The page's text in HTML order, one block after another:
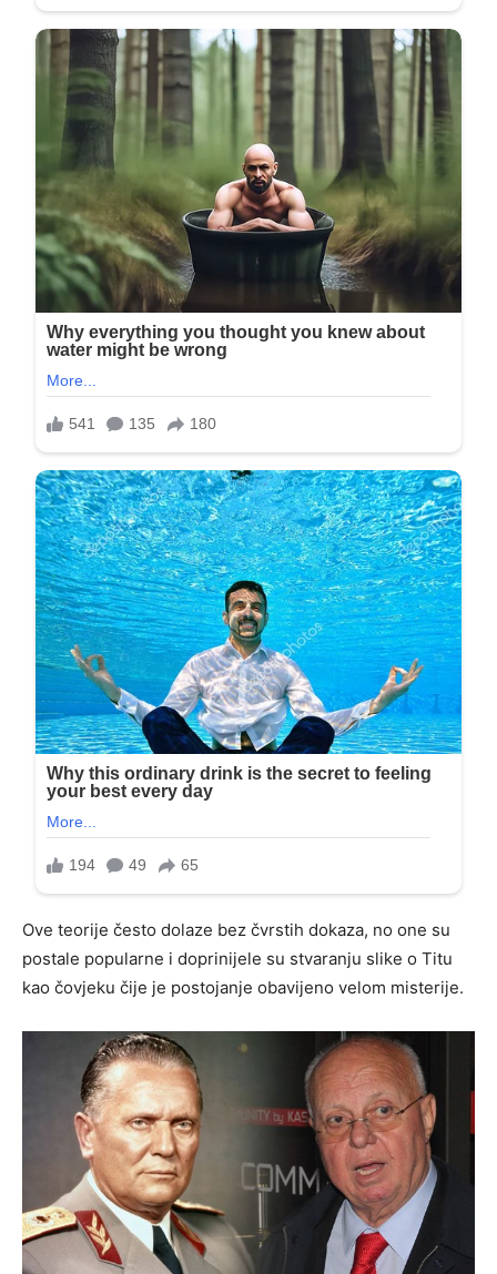
Ove teorije često dolaze bez čvrstih dokaza, no one su
postale popularne i doprinijele su stvaranju slike o Titu
kao čovjeku čije je postojanje obavijeno velom misterije.